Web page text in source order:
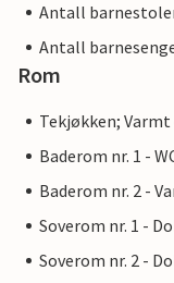
Antall
Antall
Rom
Tekjøkken;
Baderom nr. 1 -
Baderom nr. 2 -
Soverom nr. 1 -
Soverom nr. 2 -